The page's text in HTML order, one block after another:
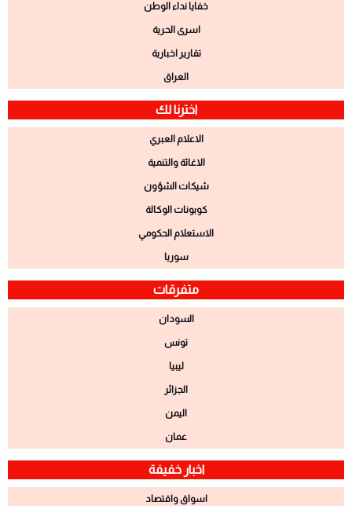
خفايا نداء الوطن
اسرى الحرية
تقارير اخبارية
العراق
اخترنا لك
الاعلام العبري
الاغاثة والتنمية
شيكات الشؤون
كوبونات الوكالة
الاستعلام الحكومي
سوريا
متفرقات
السودان
تونس
ليبيا
الجزائر
اليمن
عمان
اخبار خفيفة
اسواق واقتصاد